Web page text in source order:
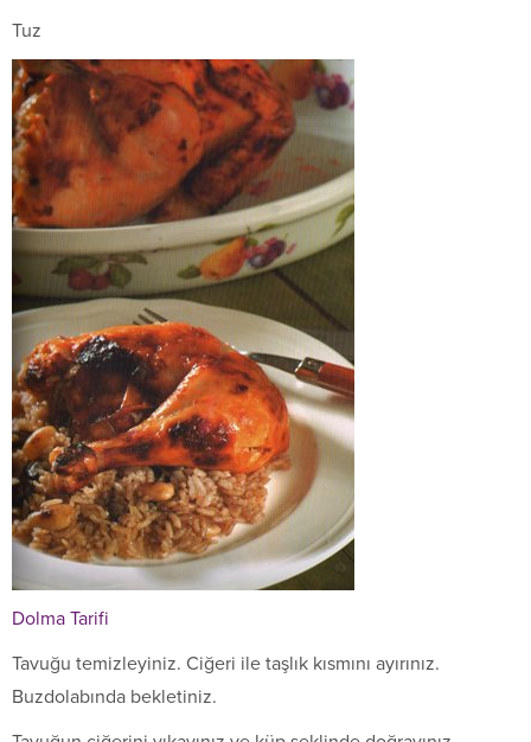
Tuz
Dolma Tarifi
Tavuğu temizleyiniz. Ciğeri ile taşlık kısmını ayırınız.
Buzdolabında bekletiniz.